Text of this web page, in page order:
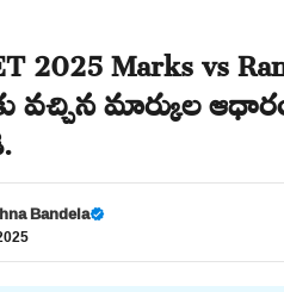
2025 Marks vs
వచ్చిన మార్కుల
Bandela